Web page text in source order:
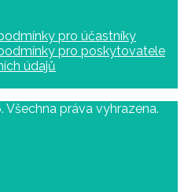
pro účastníky
pro poskytovatele
údajů
práva vyhrazena.